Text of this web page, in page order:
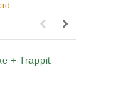
..
+ Trappit